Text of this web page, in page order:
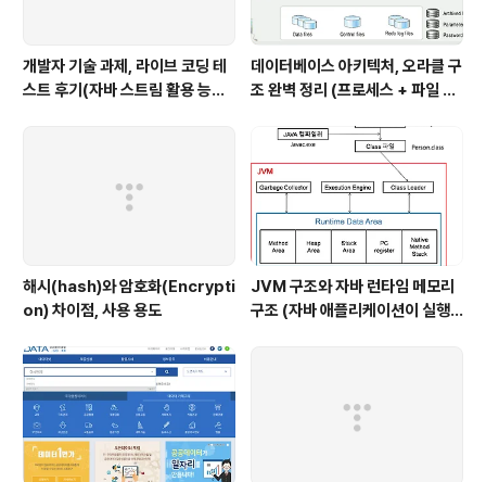
개발자 기술 과제, 라이브 코딩 테
스트 후기(자바 스트림 활용 능력
데이터베이스 아키텍처, 오라클 구
조 완벽 정리 (프로세스 + 파일 구
해시(hash)와 암호화(Encrypti
on) 차이점, 사용 용도
JVM 구조와 자바 런타임 메모리
구조 (자바 애플리케이션이 실행